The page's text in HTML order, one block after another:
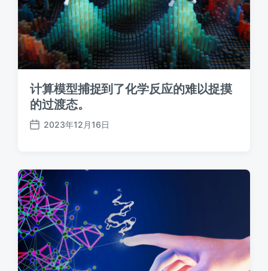
计算模型捕捉到了化学反应的难以捉摸
的过渡态。
发
期
2023年12月16日